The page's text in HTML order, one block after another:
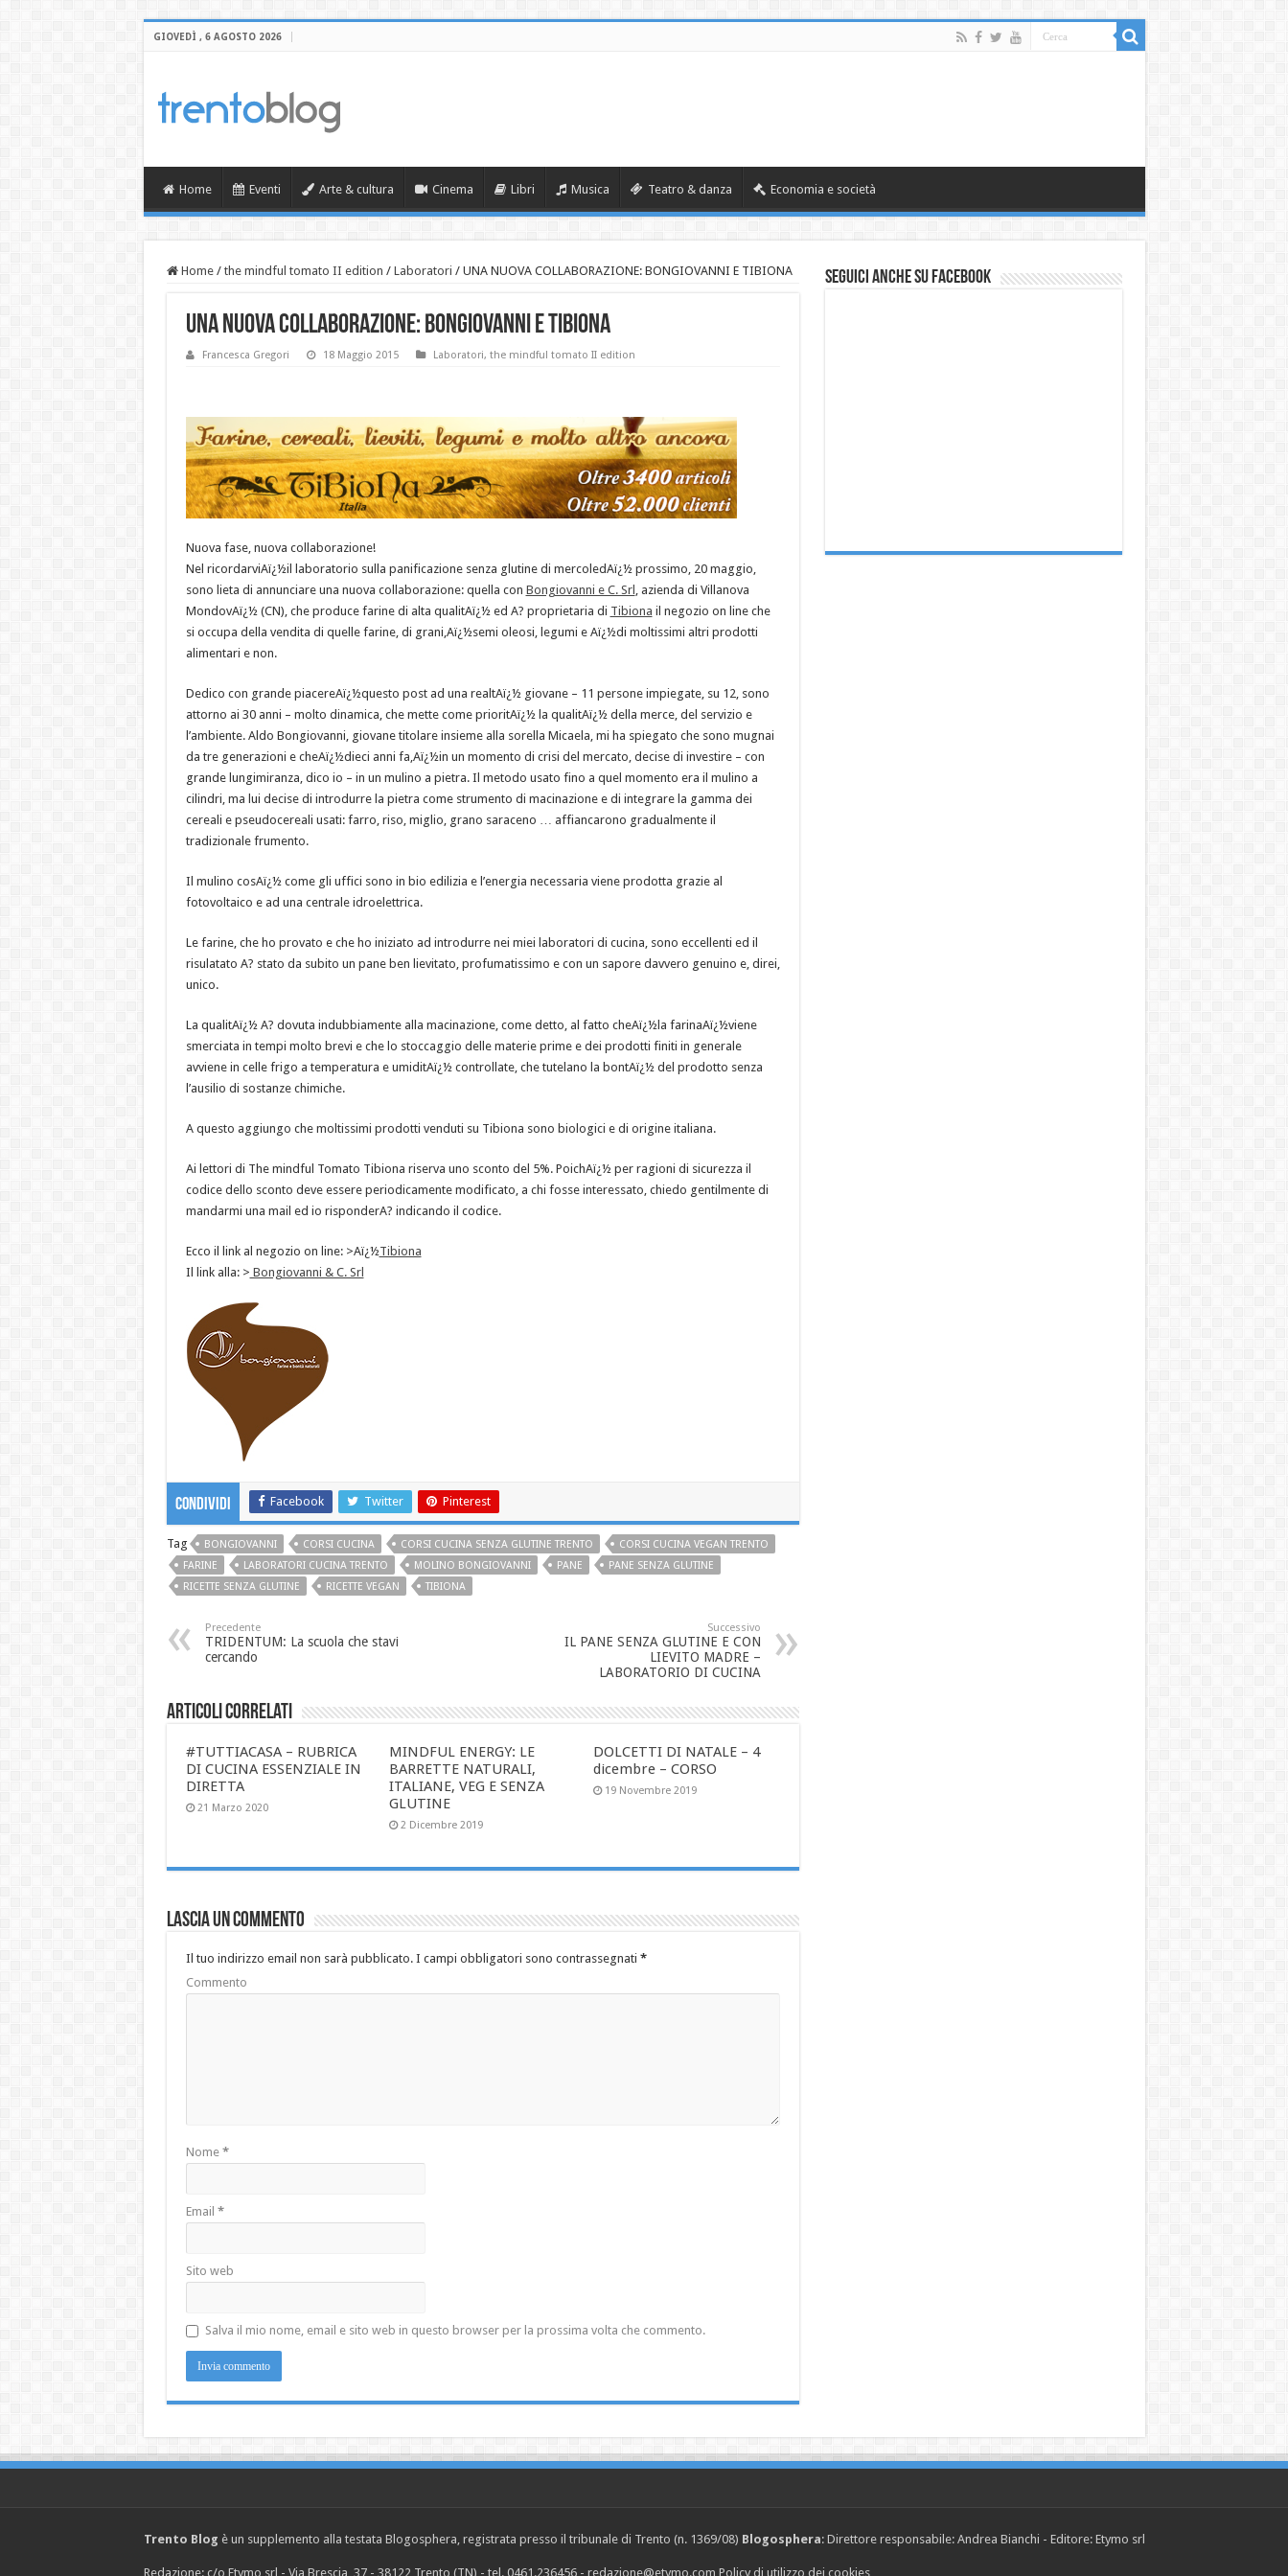
GIOVEDÌ , 6 AGOSTO 2026
Home Eventi Arte & cultura Cinema Libri Musica Teatro & danza Economia e società
Home / the mindful tomato II edition / Laboratori / UNA NUOVA COLLABORAZIONE: BONGIOVANNI E TIBIONA
UNA NUOVA COLLABORAZIONE: BONGIOVANNI E TIBIONA
Francesca Gregori 18 Maggio 2015 Laboratori, the mindful tomato II edition
Nuova fase, nuova collaborazione!
Nel ricordarviAï¿½il laboratorio sulla panificazione senza glutine di mercoledAï¿½ prossimo, 20 maggio,
sono lieta di annunciare una nuova collaborazione: quella con Bongiovanni e C. Srl , azienda di Villanova
MondovAï¿½ (CN), che produce farine di alta qualitAï¿½ ed A? proprietaria di Tibiona il negozio on line che
si occupa della vendita di quelle farine, di grani,Aï¿½semi oleosi, legumi e Aï¿½di moltissimi altri prodotti
alimentari e non.
Dedico con grande piacereAï¿½questo post ad una realtAï¿½ giovane – 11 persone impiegate, su 12, sono
attorno ai 30 anni – molto dinamica, che mette come prioritAï¿½ la qualitAï¿½ della merce, del servizio e
l’ambiente. Aldo Bongiovanni, giovane titolare insieme alla sorella Micaela, mi ha spiegato che sono mugnai
da tre generazioni e cheAï¿½dieci anni fa,Aï¿½in un momento di crisi del mercato, decise di investire – con
grande lungimiranza, dico io – in un mulino a pietra. Il metodo usato fino a quel momento era il mulino a
cilindri, ma lui decise di introdurre la pietra come strumento di macinazione e di integrare la gamma dei
cereali e pseudocereali usati: farro, riso, miglio, grano saraceno … affiancarono gradualmente il
tradizionale frumento.
Il mulino cosAï¿½ come gli uffici sono in bio edilizia e l’energia necessaria viene prodotta grazie al
fotovoltaico e ad una centrale idroelettrica.
Le farine, che ho provato e che ho iniziato ad introdurre nei miei laboratori di cucina, sono eccellenti ed il
risulatato A? stato da subito un pane ben lievitato, profumatissimo e con un sapore davvero genuino e, direi,
unico.
La qualitAï¿½ A? dovuta indubbiamente alla macinazione, come detto, al fatto cheAï¿½la farinaAï¿½viene
smerciata in tempi molto brevi e che lo stoccaggio delle materie prime e dei prodotti finiti in generale
avviene in celle frigo a temperatura e umiditAï¿½ controllate, che tutelano la bontAï¿½ del prodotto senza
l’ausilio di sostanze chimiche.
A questo aggiungo che moltissimi prodotti venduti su Tibiona sono biologici e di origine italiana.
Ai lettori di The mindful Tomato Tibiona riserva uno sconto del 5%. PoichAï¿½ per ragioni di sicurezza il
codice dello sconto deve essere periodicamente modificato, a chi fosse interessato, chiedo gentilmente di
mandarmi una mail ed io risponderA? indicando il codice.
Ecco il link al negozio on line: >Aï¿½Tibiona
Il link alla: > Bongiovanni & C. Srl
Condividi Facebook Twitter Pinterest
Tag BONGIOVANNI CORSI CUCINA CORSI CUCINA SENZA GLUTINE TRENTO
CORSI CUCINA VEGAN TRENTO
FARINE
LABORATORI CUCINA TRENTO MOLINO BONGIOVANNI PANE
PANE SENZA GLUTINE
RICETTE SENZA GLUTINE
RICETTE VEGAN TIBIONA
Precedente
TRIDENTUM: La scuola che stavi
cercando
Successivo
IL PANE SENZA GLUTINE E CON
LIEVITO MADRE –
LABORATORIO DI CUCINA
Articoli correlati
#TUTTIACASA – RUBRICA
DI CUCINA ESSENZIALE IN
DIRETTA
21 Marzo 2020
MINDFUL ENERGY: LE
BARRETTE NATURALI,
ITALIANE, VEG E SENZA
GLUTINE
2 Dicembre 2019
DOLCETTI DI NATALE – 4
dicembre – CORSO
19 Novembre 2019
Lascia un commento
Il tuo indirizzo email non sarà pubblicato.I campi obbligatori sono contrassegnati *
Commento
Nome *
Email *
Sito web
Salva il mio nome, email e sito web in questo browser per la prossima volta che commento.
Seguici anche su Facebook
Trento Blog è un supplemento alla testata Blogosphera, registrata presso il tribunale di Trento (n. 1369/08) Blogosphera: Direttore responsabile: Andrea Bianchi - Editore: Etymo srl
Redazione: c/o Etymo srl - Via Brescia, 37 - 38122 Trento (TN) - tel. 0461.236456 - redazione@etymo.com Policy di utilizzo dei cookies